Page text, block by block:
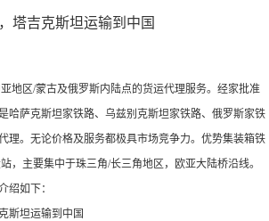
塔吉克斯坦运输到中国
地区/蒙古及俄罗斯内陆点的货运代理服务。经家批准
哈萨克斯坦家铁路、乌兹别克斯坦家铁路、俄罗斯家铁
理。无论价格及服务都极具市场竞争力。优势集装箱铁
，主要集中于珠三角/长三角地区，欧亚大陆桥沿线。
绍如下：
斯坦运输到中国